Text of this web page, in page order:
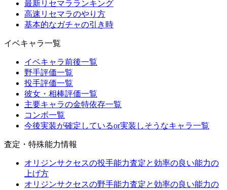
最新リセマラランキング
高速リセマラのやり方
基本的なガチャの引き時
イベキャラ一覧
イベキャラ前後一覧
野手評価一覧
投手評価一覧
彼女・相棒評価一覧
主要キャラの金特依存一覧
コンボ一覧
今後実装が確定しているor実装しそうなキャラ一覧
査定・特殊能力情報
オリジンサクセスの投手能力査定と効率の良い能力の
上げ方
オリジンサクセスの野手能力査定と効率の良い能力の